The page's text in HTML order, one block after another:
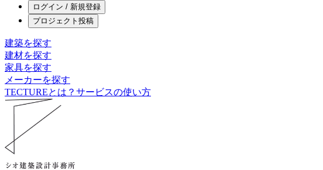
ログイン / 新規登録
プロジェクト投稿
建築を探す
建材を探す
家具を探す
メーカーを探す
TECTUREとは？ サービスの使い方